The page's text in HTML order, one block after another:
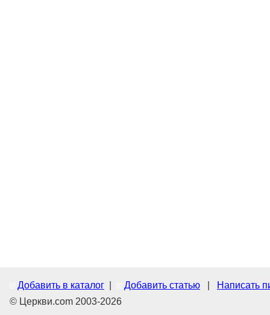
Добавить в каталог Добавить статью
Написать
© Церкви.com 2003-2026